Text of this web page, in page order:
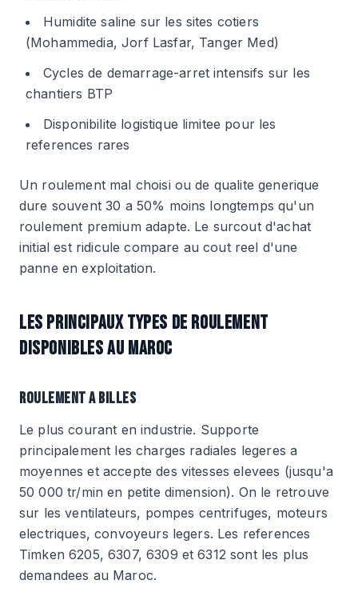
Humidite saline sur les sites cotiers
(Mohammedia, Jorf Lasfar, Tanger Med)
Cycles de demarrage-arret intensifs sur les
chantiers BTP
Disponibilite logistique limitee pour les
references rares
Un roulement mal choisi ou de qualite generique
dure souvent 30 a 50% moins longtemps qu'un
roulement premium adapte. Le surcout d'achat
initial est ridicule compare au cout reel d'une
panne en exploitation.
LES PRINCIPAUX TYPES DE ROULEMENT
DISPONIBLES AU MAROC
ROULEMENT A BILLES
Le plus courant en industrie. Supporte
principalement les charges radiales legeres a
moyennes et accepte des vitesses elevees (jusqu'a
50 000 tr/min en petite dimension). On le retrouve
sur les ventilateurs, pompes centrifuges, moteurs
electriques, convoyeurs legers. Les references
Timken 6205, 6307, 6309 et 6312 sont les plus
demandees au Maroc.